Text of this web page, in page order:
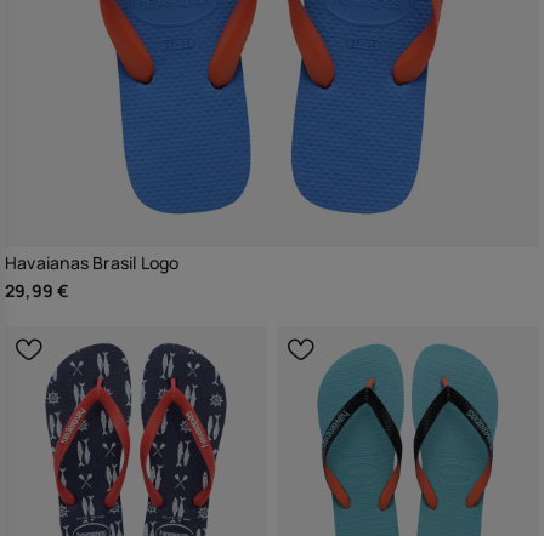
Havaianas Brasil Logo
29,99 €